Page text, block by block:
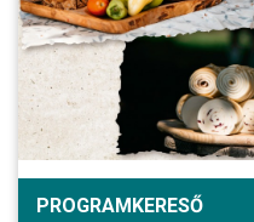
PROGRAMKERESŐ